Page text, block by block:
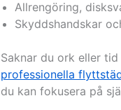
Allrengöring,
Skyddshandskar
Saknar du ork eller
professionella
du kan fokusera på